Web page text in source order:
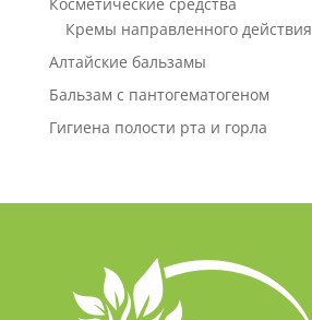
Косметические средства
Кремы направленного действия
Алтайские бальзамы
Бальзам с пантогематогеном
Гигиена полости рта и горла